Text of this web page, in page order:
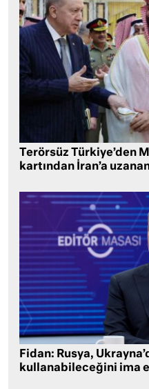
Terörsüz Türkiye’den
kartından İran’a
Fidan: Rusya,
kullanabileceğini ima